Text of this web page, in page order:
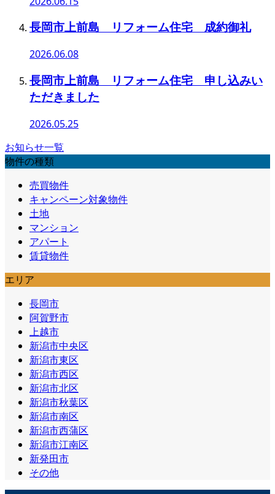
長岡市上前島 リフォーム住宅 成約御礼
2026.06.08
長岡市上前島 リフォーム住宅 申し込みい
ただきました
2026.05.25
お知らせ一覧
物件の種類
売買物件
キャンペーン対象物件
土地
マンション
アパート
賃貸物件
エリア
長岡市
阿賀野市
上越市
新潟市中央区
新潟市東区
新潟市西区
新潟市北区
新潟市秋葉区
新潟市南区
新潟市西蒲区
新潟市江南区
新発田市
その他